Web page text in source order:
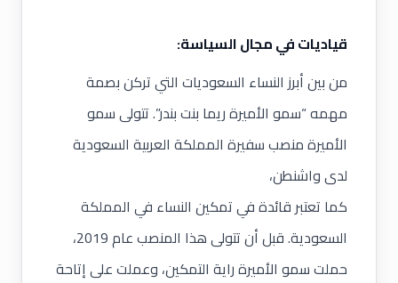
قياديات في مجال السياسة:
من بين أبرز النساء السعوديات التي تركن بصمة
مهمه “سمو الأميرة ريما بنت بندر”. تتولى سمو
الأميرة منصب سفيرة المملكة العربية السعودية
لدى واشنطن،
كما تعتبر قائدة في تمكين النساء في المملكة
السعودية. قبل أن تتولى هذا المنصب عام 2019،
حملت سمو الأميرة راية التمكين، وعملت على إتاحة